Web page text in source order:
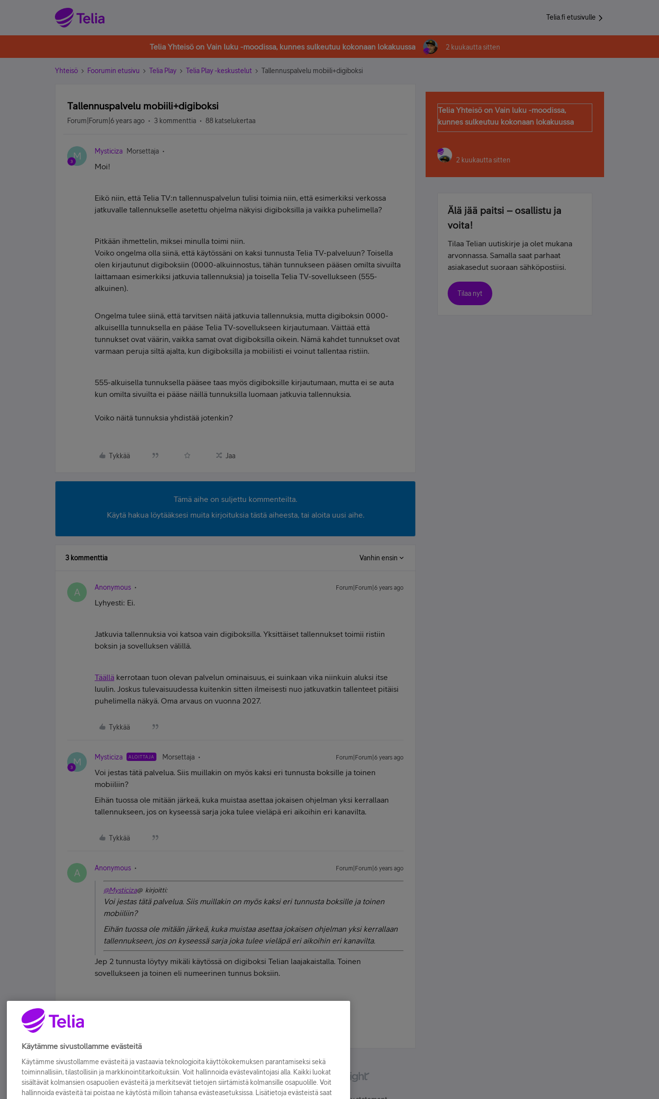
Telia.fi etusivulle
Telia Yhteisö on Vain luku -moodissa, kunnes sulkeutuu kokonaan lokakuussa 2 kuukautta sitten
Yhteisö Foorumin etusivu Telia Play Telia Play -keskustelut Tallennuspalvelu mobiili+digiboksi
Tallennuspalvelu mobiili+digiboksi
Forum|Forum|6 years ago 3 kommenttia 88 katselukertaa
M Mysticiza Morsettaja
Moi!
Eikö niin, että Telia TV:n tallennuspalvelun tulisi toimia niin, että esimerkiksi verkossa
jatkuvalle tallennukselle asetettu ohjelma näkyisi digiboksilla ja vaikka puhelimella?
Pitkään ihmettelin, miksei minulla toimi niin.
Voiko ongelma olla siinä, että käytössäni on kaksi tunnusta Telia TV-palveluun? Toisella
olen kirjautunut digiboksiin (0000-alkuinnostus, tähän tunnukseen pääsen omilta sivuilta
laittamaan esimerkiksi jatkuvia tallennuksia) ja toisella Telia TV-sovellukseen (555-
alkuinen).
Ongelma tulee siinä, että tarvitsen näitä jatkuvia tallennuksia, mutta digiboksin 0000-
alkuisellla tunnuksella en pääse Telia TV-sovellukseen kirjautumaan. Väittää että
tunnukset ovat väärin, vaikka samat ovat digiboksilla oikein. Nämä kahdet tunnukset ovat
varmaan peruja siltä ajalta, kun digiboksilla ja mobiilisti ei voinut tallentaa ristiin.
555-alkuisella tunnuksella pääsee taas myös digiboksille kirjautumaan, mutta ei se auta
kun omilta sivuilta ei pääse näillä tunnuksilla luomaan jatkuvia tallennuksia.
Voiko näitä tunnuksia yhdistää jotenkin?
Tykkää Jaa
Tämä aihe on suljettu kommenteilta.
Käytä hakua löytääksesi muita kirjoituksia tästä aiheesta, tai aloita uusi aihe.
3 kommenttia Vanhin ensin
A Anonymous Forum|Forum|6 years ago
Lyhyesti: Ei.
Jatkuvia tallennuksia voi katsoa vain digiboksilla. Yksittäiset tallennukset toimii ristiin
boksin ja sovelluksen välillä.
Täällä kerrotaan tuon olevan palvelun ominaisuus, ei suinkaan vika niinkuin aluksi itse
luulin. Joskus tulevaisuudessa kuitenkin sitten ilmeisesti nuo jatkuvatkin tallenteet pitäisi
puhelimella näkyä. Oma arvaus on vuonna 2027.
Tykkää
M Mysticiza ALOITTAJA Morsettaja Forum|Forum|6 years ago
Voi jestas tätä palvelua. Siis muillakin on myös kaksi eri tunnusta boksille ja toinen
mobiiliin?
Eihän tuossa ole mitään järkeä, kuka muistaa asettaa jokaisen ohjelman yksi kerrallaan
tallennukseen, jos on kyseessä sarja joka tulee vieläpä eri aikoihin eri kanavilta.
Tykkää
A Anonymous Forum|Forum|6 years ago
@Mysticiza@ kirjoitti:
Voi jestas tätä palvelua. Siis muillakin on myös kaksi eri tunnusta boksille ja toinen
mobiiliin?
Eihän tuossa ole mitään järkeä, kuka muistaa asettaa jokaisen ohjelman yksi kerrallaan
tallennukseen, jos on kyseessä sarja joka tulee vieläpä eri aikoihin eri kanavilta.
Jep 2 tunnusta löytyy mikäli käytössä on digiboksi Telian laajakaistalla. Toinen
sovellukseen ja toinen eli numeerinen tunnus boksiin.
Telia Yhteisö on Vain luku -moodissa,
kunnes sulkeutuu kokonaan lokakuussa
2 kuukautta sitten
Älä jää paitsi – osallistu ja
voita!
Tilaa Telian uutiskirje ja olet mukana
arvonnassa. Samalla saat parhaat
asiakasedut suoraan sähköpostiisi.
Tilaa nyt
Käytämme sivustollamme evästeitä
Käytämme sivustollamme evästeitä ja vastaavia teknologioita käyttökokemuksen parantamiseksi sekä
toiminnallisiin, tilastollisiin ja markkinointitarkoituksiin. Voit hallinnoida evästevalintojasi alla. Kaikki luokat
sisältävät kolmansien osapuolien evästeitä ja merkitsevät tietojen siirtämistä kolmansille osapuolille. Voit
hallinnoida evästeitä tai poistaa ne käytöstä milloin tahansa evästeasetuksissa. Lisätietoja evästeistä saat